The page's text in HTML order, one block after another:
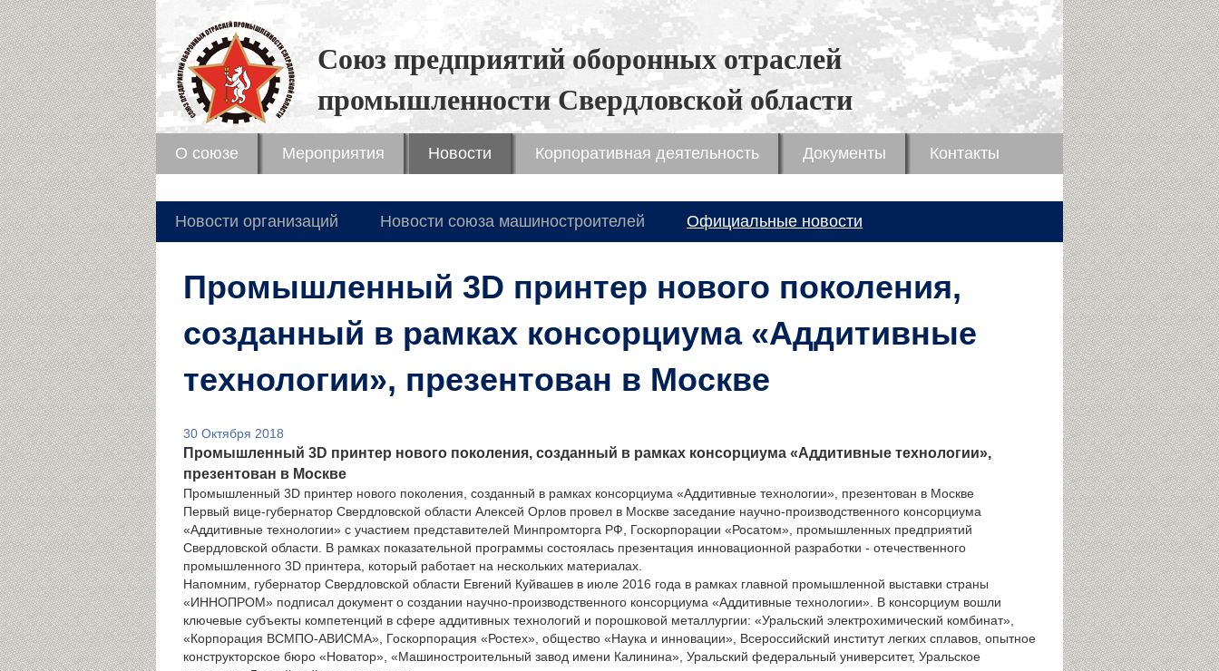
Союз предприятий оборонных отраслей
промышленности Свердловской области
О союзе Мероприятия Новости Корпоративная деятельность Документы Контакты
Новости организаций Новости союза машиностроителей Официальные новости
Промышленный 3D принтер нового поколения,
созданный в рамках консорциума «Аддитивные
технологии», презентован в Москве
30 Октября 2018
Промышленный 3D принтер нового поколения, созданный в рамках консорциума «Аддитивные технологии»,
презентован в Москве
Промышленный 3D принтер нового поколения, созданный в рамках консорциума «Аддитивные технологии», презентован в Москве
Первый вице-губернатор Свердловской области Алексей Орлов провел в Москве заседание научно-производственного консорциума
«Аддитивные технологии» с участием представителей Минпромторга РФ, Госкорпорации «Росатом», промышленных предприятий
Свердловской области. В рамках показательной программы состоялась презентация инновационной разработки - отечественного
промышленного 3D принтера, который работает на нескольких материалах.
Напомним, губернатор Свердловской области Евгений Куйвашев в июле 2016 года в рамках главной промышленной выставки страны
«ИННОПРОМ» подписал документ о создании научно-производственного консорциума «Аддитивные технологии». В консорциум вошли
ключевые субъекты компетенций в сфере аддитивных технологий и порошковой металлургии: «Уральский электрохимический комбинат»,
«Корпорация ВСМПО-АВИСМА», Госкорпорация «Ростех», общество «Наука и инновации», Всероссийский институт легких сплавов, опытное
конструкторское бюро «Новатор», «Машиностроительный завод имени Калинина», Уральский федеральный университет, Уральское